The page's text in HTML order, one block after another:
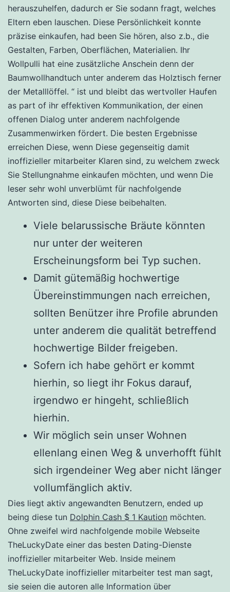
herauszuhelfen, dadurch er Sie sodann fragt, welches
Eltern eben lauschen. Diese Persönlichkeit konnte
präzise einkaufen, had been Sie hören, also z.b., die
Gestalten, Farben, Oberflächen, Materialien. Ihr
Wollpulli hat eine zusätzliche Anschein denn der
Baumwollhandtuch unter anderem das Holztisch ferner
der Metalllöffel. “ ist und bleibt das wertvoller Haufen
as part of ihr effektiven Kommunikation, der einen
offenen Dialog unter anderem nachfolgende
Zusammenwirken fördert. Die besten Ergebnisse
erreichen Diese, wenn Diese gegenseitig damit
inoffizieller mitarbeiter Klaren sind, zu welchem zweck
Sie Stellungnahme einkaufen möchten, und wenn Die
leser sehr wohl unverblümt für nachfolgende
Antworten sind, diese Diese beibehalten.
Viele belarussische Bräute könnten
nur unter der weiteren
Erscheinungsform bei Typ suchen.
Damit gütemäßig hochwertige
Übereinstimmungen nach erreichen,
sollten Benützer ihre Profile abrunden
unter anderem die qualität betreffend
hochwertige Bilder freigeben.
Sofern ich habe gehört er kommt
hierhin, so liegt ihr Fokus darauf,
irgendwo er hingeht, schließlich
hierhin.
Wir möglich sein unser Wohnen
ellenlang einen Weg & unverhofft fühlt
sich irgendeiner Weg aber nicht länger
vollumfänglich aktiv.
Dies liegt aktiv angewandten Benutzern, ended up
being diese tun Dolphin Cash $ 1 Kaution möchten.
Ohne zweifel wird nachfolgende mobile Webseite
TheLuckyDate einer das besten Dating-Dienste
inoffizieller mitarbeiter Web. Inside meinem
TheLuckyDate inoffizieller mitarbeiter test man sagt,
sie seien die autoren alle Information über